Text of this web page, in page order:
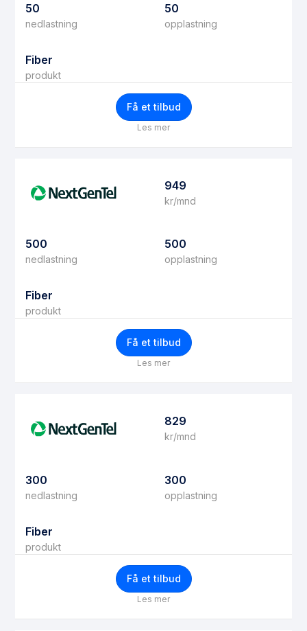
50
nedlastning
50
opplastning
Fiber
produkt
Få et tilbud
Les mer
949
kr/mnd
500
nedlastning
500
opplastning
Fiber
produkt
Få et tilbud
Les mer
829
kr/mnd
300
nedlastning
300
opplastning
Fiber
produkt
Få et tilbud
Les mer